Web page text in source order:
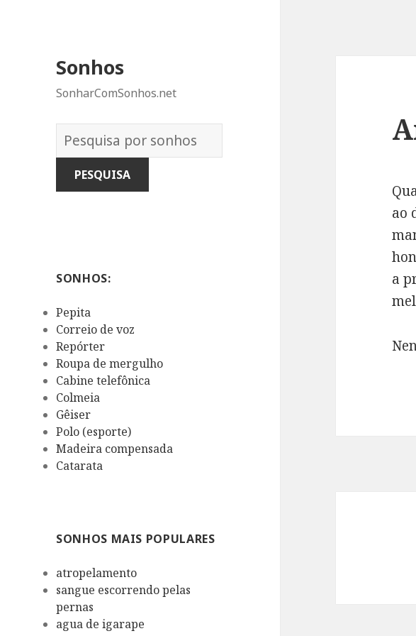
Sonhos
SonharComSonhos.net
Dicionário
dos
Sonhos:
SONHOS:
Pepita
Correio de voz
Repórter
Roupa de mergulho
Cabine telefônica
Colmeia
Gêiser
Polo (esporte)
Madeira compensada
Catarata
SONHOS MAIS POPULARES
atropelamento
sangue escorrendo pelas
pernas
agua de igarape
ao
a